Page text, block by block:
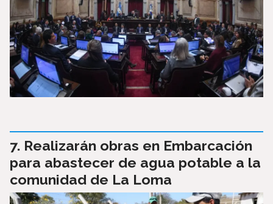
Realizarán obras en Embarcación
para abastecer de agua potable a la
comunidad de La Loma